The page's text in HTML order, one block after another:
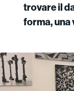
trovare il
forma, una